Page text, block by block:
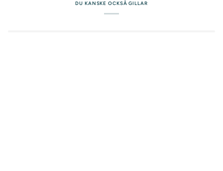
DU KANSKE OCKSÅ GILLAR